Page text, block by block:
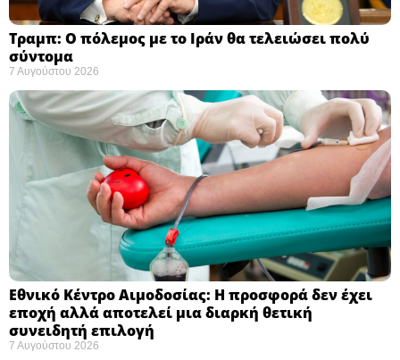
Τραμπ: Ο πόλεμος με το Ιράν θα τελειώσει πολύ
σύντομα ​
7 Αυγούστου 2026
Εθνικό Κέντρο Αιμοδοσίας: H προσφορά δεν έχει
εποχή αλλά αποτελεί μια διαρκή θετική
συνειδητή επιλογή ​
7 Αυγούστου 2026